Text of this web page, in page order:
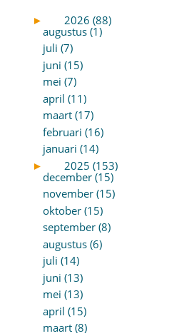
►
2026 (88)
augustus (1)
juli (7)
juni (15)
mei (7)
april (11)
maart (17)
februari (16)
januari (14)
►
2025 (153)
december (15)
november (15)
oktober (15)
september (8)
augustus (6)
juli (14)
juni (13)
mei (13)
april (15)
maart (8)